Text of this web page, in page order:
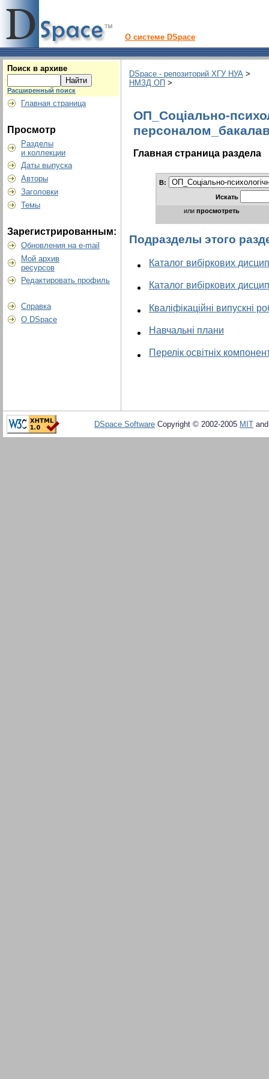
О системе DSpace
Поиск в архиве
Расширенный поиск
Главная страница
Просмотр
Разделы
и коллекции
Даты выпуска
Авторы
Заголовки
Темы
Зарегистрированным:
Обновления на e-mail
Мой архив
ресурсов
Редактировать профиль
Справка
О DSpace
DSpace - репозиторий ХГУ НУА >
НМЗД ОП >
ОП_Соціально-
Главная страница раздела
В:
Искать
или просмотреть
Подразделы этого
Каталог вибіркових
Каталог вибіркових
Кваліфікаційні випускні
Навчальні плани
Перелік освітніх
DSpace Software Copyright © 2002-2005 MIT